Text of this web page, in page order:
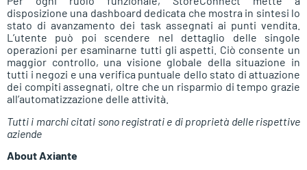
disposizione una dashboard dedicata che mostra in sintesi lo
stato di avanzamento dei task assegnati ai punti vendita.
L’utente può poi scendere nel dettaglio delle singole
operazioni per esaminarne tutti gli aspetti. Ciò consente un
maggior controllo, una visione globale della situazione in
tutti i negozi e una verifica puntuale dello stato di attuazione
dei compiti assegnati, oltre che un risparmio di tempo grazie
all’automatizzazione delle attività.
Tutti i marchi citati sono registrati e di proprietà delle rispettive
aziende
About Axiante